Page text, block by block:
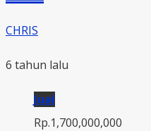
CHRIS
6 tahun lalu
Jual
Rp.1,700,000,000